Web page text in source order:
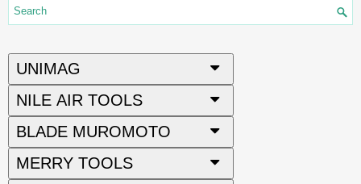
UNIMAG
NILE AIR TOOLS
BLADE MUROMOTO
MERRY TOOLS